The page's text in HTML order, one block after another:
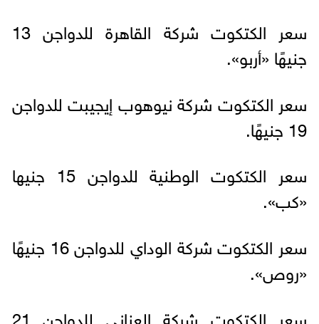
سعر الكتكوت شركة القاهرة للدواجن 13
جنيهًا «أربو».
سعر الكتكوت شركة نيوهوب إيجيبت للدواجن
19 جنيهًا.
سعر الكتكوت الوطنية للدواجن 15 جنيها
«كب».
سعر الكتكوت شركة الوداي للدواجن 16 جنيهًا
«روص».
سعر الكتكوت شركة العناني للدواجن 21